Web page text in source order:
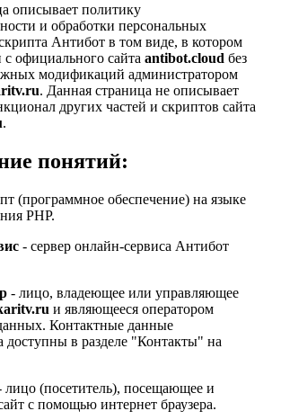
описывает политику
и обработки персональных
Антибот в том виде, в котором
официального сайта antibot.cloud без
модификаций администратором
. Данная страница не описывает
других частей и скриптов сайта
.
понятий:
(программное обеспечение) на языке
PHP.
- сервер онлайн-сервиса Антибот
- лицо, владеющее или управляющее
и являющееся оператором
Контактные данные
доступны в разделе "Контакты" на
лицо (посетитель), посещающее и
с помощью интернет браузера.